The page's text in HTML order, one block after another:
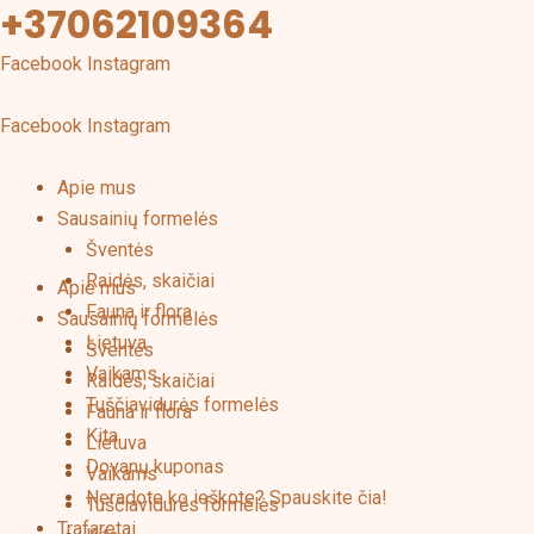
Pereiti
prie
turinio
+37062109364
Facebook Instagram
Facebook Instagram
Apie mus
Sausainių formelės
Šventės
Raidės, skaičiai
Fauna ir flora
Lietuva
Vaikams
Tuščiavidurės formelės
Kita
Dovanų kuponas
Neradote ko ieškote? Spauskite čia!
Trafaretai
Apie mus
Sausainių formelės
Šventės
Raidės, skaičiai
Fauna ir flora
Lietuva
Vaikams
Tuščiavidurės formelės